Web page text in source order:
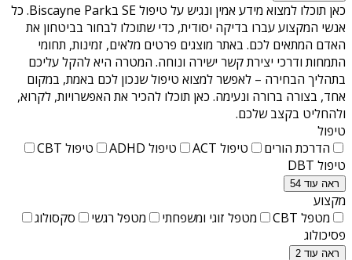
כאן תוכלו למצוא מידע אמין ונגיש על טיפול SE בBiscayne Park
. כל
אנשי המקצוע עברו בדיקה יסודית, כדי שתוכלו לבחור בביטחון את
האדם המתאים לכם. באתר מוצגים פרטים מלאים, זמינות, תחומי
התמחות ודרכי יצירת קשר ישירה ונוחה. המטרה היא להקל עליכם
בתהליך הבחירה – לאפשר למצוא טיפול שנכון לכם באמת, במקום
אחד, בצורה ברורה ונעימה. כאן תוכלו להכיר את האפשרויות, לקרוא,
ולהחליט בקצב שלכם.
טיפול
הדרכת הורים
טיפול ACT טיפול ADHD
טיפול CBT
טיפול DBT
ראה עוד 54
מקצוע
מטפל CBT
מטפל זוגי ומשפחתי מטפל רגשי
סקסולוג
פסיכולוג
ראה עוד 2